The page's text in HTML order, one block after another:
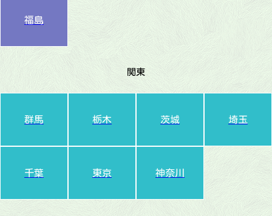
福島
関東
群馬 栃木 茨城 埼玉
千葉 東京 神奈川